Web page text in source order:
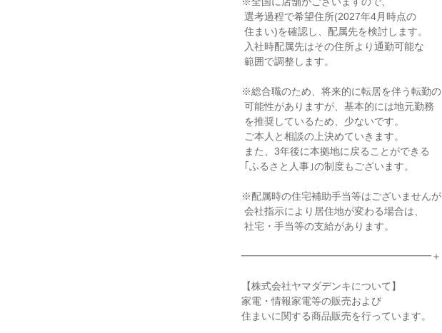
※総合職のため、将来的に転居を伴う転勤の
※配属時の住宅補助手当等はございませんが
━━━━━━━━━━━━━━━━━━━＋
【株式会社ヤマダデンキについて】
家電・情報家電等の販売および
住まいに関する商品販売を行っています。